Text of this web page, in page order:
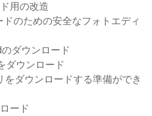
用の改造
のための安全なフォトエディ
ダウンロード
ダウンロード
をダウンロードする準備ができ
ード